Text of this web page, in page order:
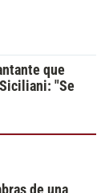
que
"Se